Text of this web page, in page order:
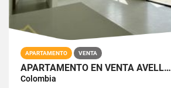
APARTAMENTO VENTA
APARTAMENTO EN VENTA AVELL…
Colombia